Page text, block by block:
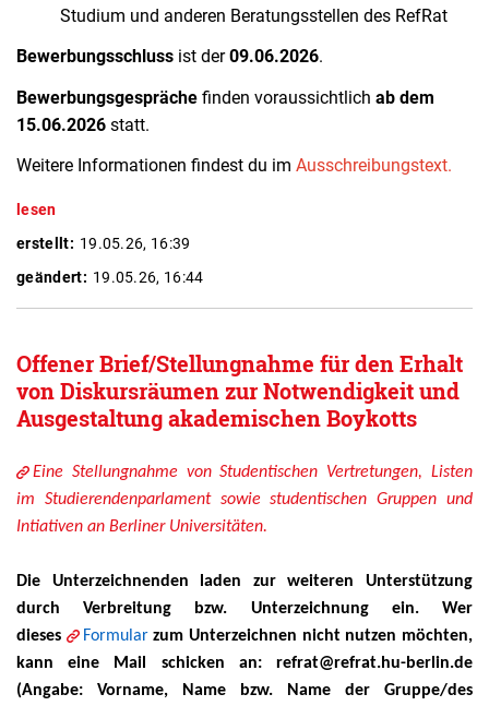
Studium und anderen Beratungsstellen des RefRat
Bewerbungsschluss ist der09.06.2026.
Bewerbungsgespräche finden voraussichtlich ab dem
15.06.2026 statt.
Weitere Informationen findest du im Ausschreibungstext.
lesen
erstellt: 19.05.26, 16:39
geändert: 19.05.26, 16:44
Offener Brief/Stellungnahme für den Erhalt
von Diskursräumen zur Notwendigkeit und
Ausgestaltung akademischen Boykotts
Eine Stellungnahme von Studentischen Vertretungen, Listen
im Studierendenparlament sowie studentischen Gruppen und
Intiativen an Berliner Universitäten.
Die Unterzeichnenden laden zur weiteren Unterstützung
durch Verbreitung bzw. Unterzeichnung ein. Wer
dieses
Formularzum Unterzeichnen nicht nutzen möchten,
kann eine Mail schicken an: refrat@refrat.hu-berlin.de
(Angabe: Vorname, Name bzw. Name der Gruppe/des